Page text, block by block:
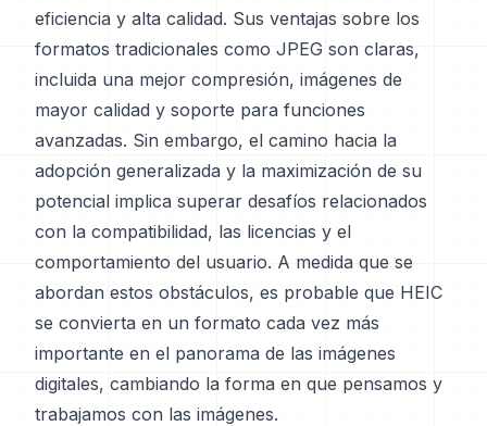
eficiencia y alta calidad. Sus ventajas sobre los
formatos tradicionales como JPEG son claras,
incluida una mejor compresión, imágenes de
mayor calidad y soporte para funciones
avanzadas. Sin embargo, el camino hacia la
adopción generalizada y la maximización de su
potencial implica superar desafíos relacionados
con la compatibilidad, las licencias y el
comportamiento del usuario. A medida que se
abordan estos obstáculos, es probable que HEIC
se convierta en un formato cada vez más
importante en el panorama de las imágenes
digitales, cambiando la forma en que pensamos y
trabajamos con las imágenes.